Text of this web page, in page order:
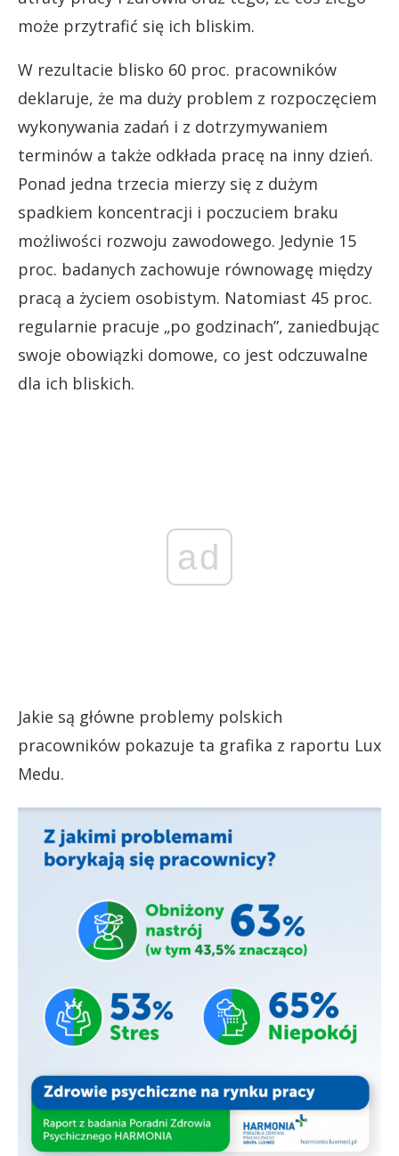
może przytrafić się ich bliskim.
W rezultacie blisko 60 proc. pracowników
deklaruje, że ma duży problem z rozpoczęciem
wykonywania zadań i z dotrzymywaniem
terminów a także odkłada pracę na inny dzień.
Ponad jedna trzecia mierzy się z dużym
spadkiem koncentracji i poczuciem braku
możliwości rozwoju zawodowego. Jedynie 15
proc. badanych zachowuje równowagę między
pracą a życiem osobistym. Natomiast 45 proc.
regularnie pracuje „po godzinach”, zaniedbując
swoje obowiązki domowe, co jest odczuwalne
dla ich bliskich.
ad
Jakie są główne problemy polskich
pracowników pokazuje ta grafika z raportu Lux
Medu.